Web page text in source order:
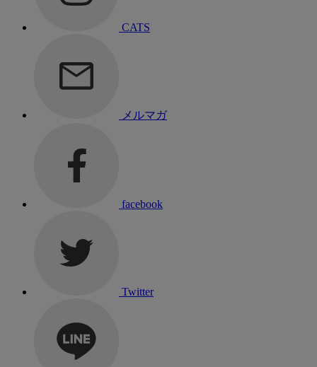
CATS
メルマガ
facebook
Twitter